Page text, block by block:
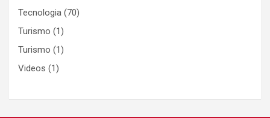
Tecnologia (70)
Turismo (1)
Turismo (1)
Videos (1)